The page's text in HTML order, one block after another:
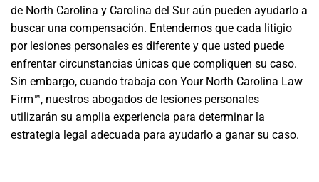
de North Carolina y Carolina del Sur aún pueden ayudarlo a
buscar una compensación. Entendemos que cada litigio
por lesiones personales es diferente y que usted puede
enfrentar circunstancias únicas que compliquen su caso.
Sin embargo, cuando trabaja con Your North Carolina Law
Firm™, nuestros abogados de lesiones personales
utilizarán su amplia experiencia para determinar la
estrategia legal adecuada para ayudarlo a ganar su caso.